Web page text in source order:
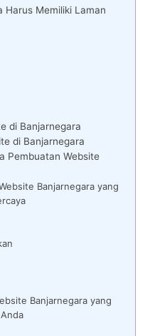
Harus Memiliki Laman
di Banjarnegara
di Banjarnegara
Pembuatan Website
Banjarnegara yang
Banjarnegara yang